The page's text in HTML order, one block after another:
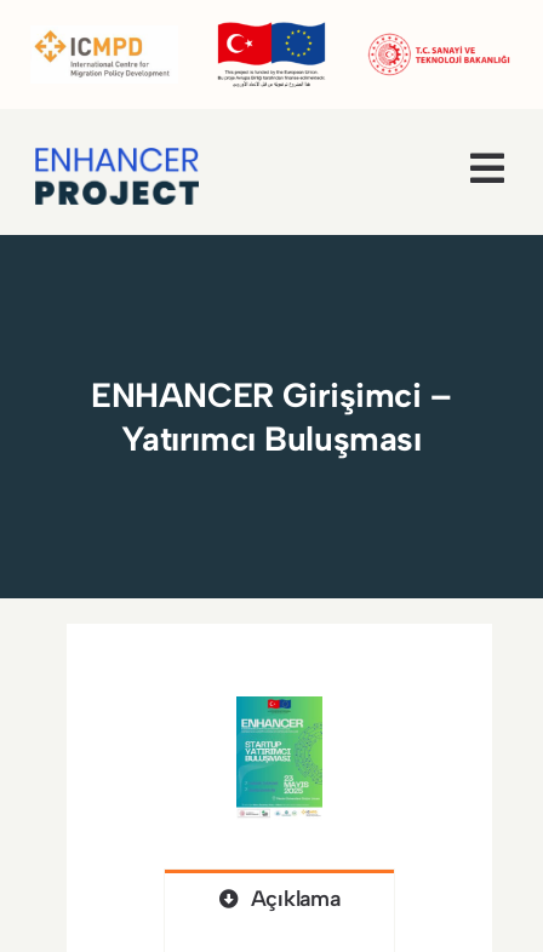
Faaliyetler
Duyurular
Blog
Türkçe
ENHANCER Girişimci –
Yatırımcı Buluşması
Açıklama